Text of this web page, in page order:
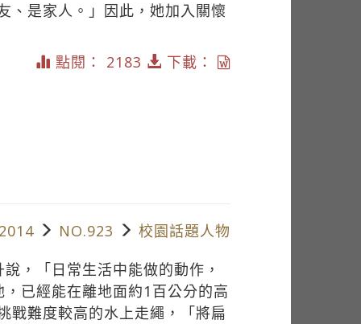
、是家人。」因此，她加入關懷
點閱： 2183 下載：
NO.923
校園話題人物
，「日常生活中能做的動作，
已經能在離地面約1百公分的高
戰難度較高的水上走繩，「將扁